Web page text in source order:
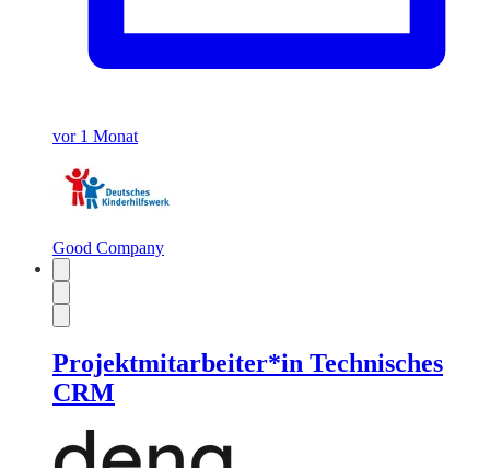
vor 1 Monat
Good Company
Projektmitarbeiter*in Technisches
CRM